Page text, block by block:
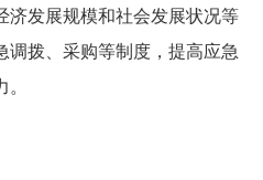
济发展规模和社会发展状况等
调拨、采购等制度，提高应急